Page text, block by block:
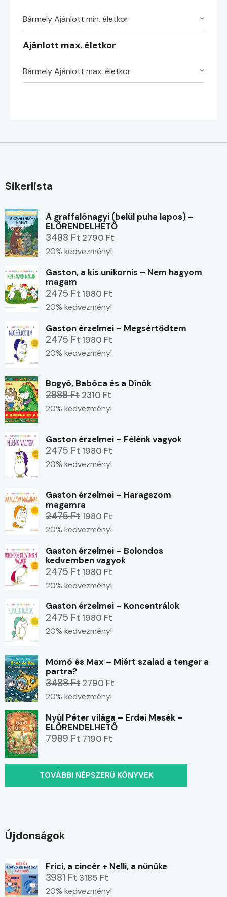
Bármely Ajánlott min. életkor
Ajánlott max. életkor
Bármely Ajánlott max. életkor
Sikerlista
A graffalónagyi (belül puha lapos) –
ELŐRENDELHETŐ
3488 Ft 2790 Ft
20% kedvezmény!
Gaston, a kis unikornis – Nem hagyom
magam
2475 Ft 1980 Ft
20% kedvezmény!
Gaston érzelmei – Megsértődtem
2475 Ft 1980 Ft
20% kedvezmény!
Bogyó, Babóca és a Dínók
2888 Ft 2310 Ft
20% kedvezmény!
Gaston érzelmei – Félénk vagyok
2475 Ft 1980 Ft
20% kedvezmény!
Gaston érzelmei – Haragszom
magamra
2475 Ft 1980 Ft
20% kedvezmény!
Gaston érzelmei – Bolondos
kedvemben vagyok
2475 Ft 1980 Ft
20% kedvezmény!
Gaston érzelmei – Koncentrálok
2475 Ft 1980 Ft
20% kedvezmény!
Momó és Max – Miért szalad a tenger a
partra?
3488 Ft 2790 Ft
20% kedvezmény!
Nyúl Péter világa – Erdei Mesék –
ELŐRENDELHETŐ
7989 Ft 7190 Ft
TOVÁBBI NÉPSZERŰ KÖNYVEK
Újdonságok
Frici, a cincér + Nelli, a nünüke
3981 Ft 3185 Ft
20% kedvezmény!